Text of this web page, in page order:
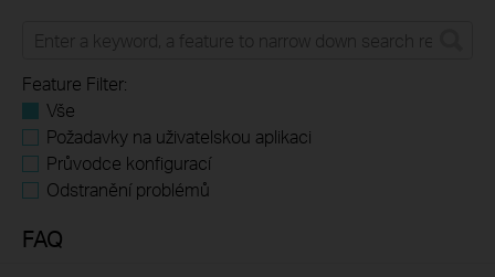
Feature Filter:
Vše
Požadavky na uživatelskou aplikaci
Průvodce konfigurací
Odstranění problémů
FAQ